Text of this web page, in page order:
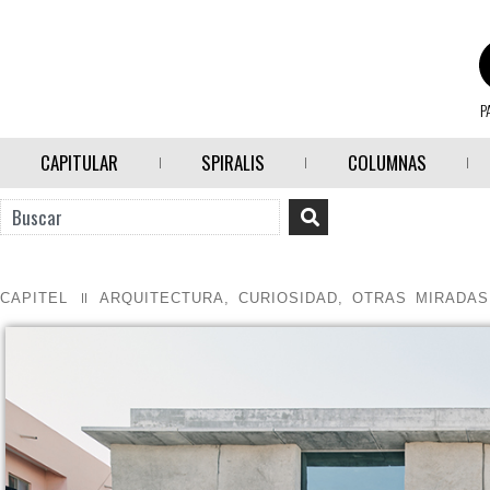
CAPITULAR SPIRALIS COLUMNAS
CAPITEL ARQUITECTURA, CURIOSIDAD, OTRAS